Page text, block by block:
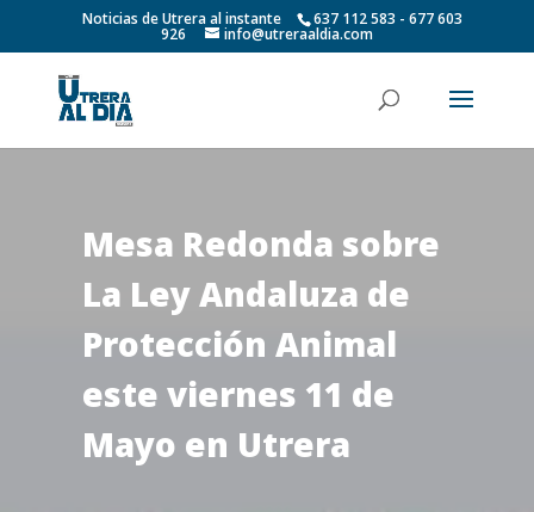
Noticias de Utrera al instante 637 112 583 - 677 603
926 info@utreraaldia.com
Mesa Redonda sobre
La Ley Andaluza de
Protección Animal
este viernes 11 de
Mayo en Utrera